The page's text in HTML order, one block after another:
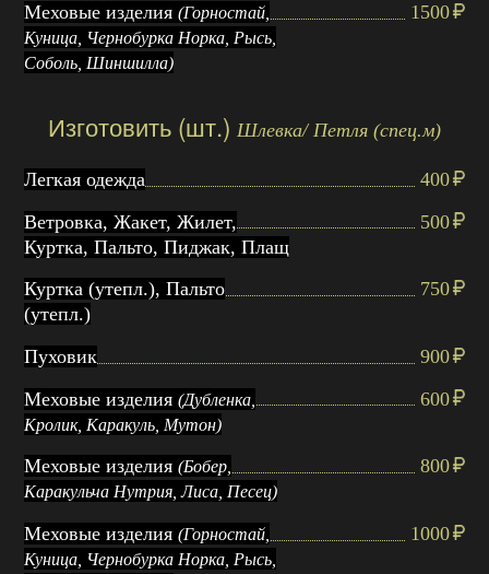
Меховые изделия(Горностай,
Куница, Чернобурка Норка, Рысь,
Соболь, Шиншилла)
1500
Изготовить (шт.) Шлевка/ Петля (спец.м)
Легкая одежда
400
Ветровка, Жакет, Жилет,
Куртка, Пальто, Пиджак, Плащ
500
Куртка (утепл.), Пальто
(утепл.)
750
Пуховик
900
Меховые изделия(Дубленка,
Кролик, Каракуль, Мутон)
600
Меховые изделия(Бобер,
Каракульча Нутрия, Лиса, Песец)
800
Меховые изделия(Горностай,
Куница, Чернобурка Норка, Рысь,
1000